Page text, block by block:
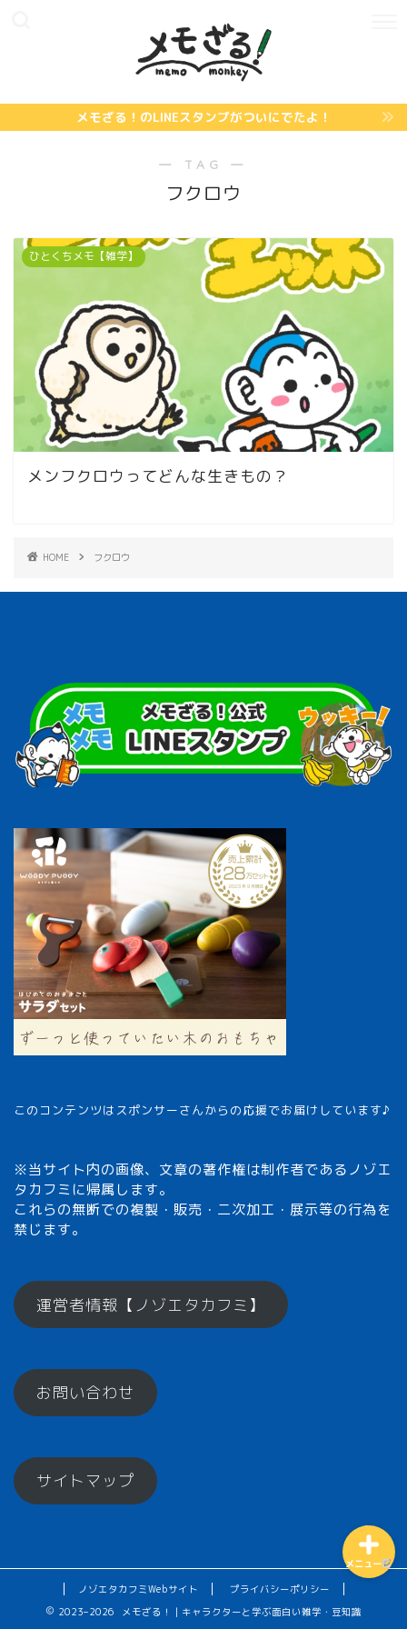
メモざる！のLINEスタンプがついにでたよ！
― TAG ―
フクロウ
ひとくちメモ【雑学】
メンフクロウってどんな生きもの？
HOME フクロウ
このコンテンツはスポンサーさんからの応援でお届けしています♪
※当サイト内の画像、文章の著作権は制作者であるノゾエ
タカフミに帰属します。
これらの無断での複製・販売・二次加工・展示等の行為を
禁じます。
運営者情報【ノゾエタカフミ】
お問い合わせ
サイトマップ
ノゾエタカフミWebサイト
プライバシーポリシー
2023–2026 メモざる！｜キャラクターと学ぶ面白い雑学・豆知識
メニュー
メモざるとは？